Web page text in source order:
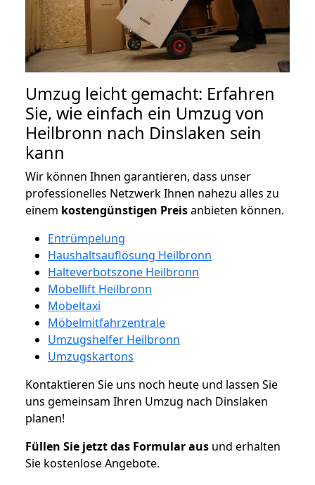
Umzug leicht gemacht: Erfahren
Sie, wie einfach ein Umzug von
Heilbronn nach Dinslaken sein
kann
Wir können Ihnen garantieren, dass unser
professionelles Netzwerk Ihnen nahezu alles zu
einem kostengünstigen Preisanbieten können.
Entrümpelung
Haushaltsauflösung Heilbronn
Halteverbotszone Heilbronn
Möbellift Heilbronn
Möbeltaxi
Möbelmitfahrzentrale
Umzugshelfer Heilbronn
Umzugskartons
Kontaktieren Sie uns noch heute und lassen Sie
uns gemeinsam Ihren Umzug nach Dinslaken
planen!
Füllen Sie jetzt das Formular aus und erhalten
Sie kostenlose Angebote.